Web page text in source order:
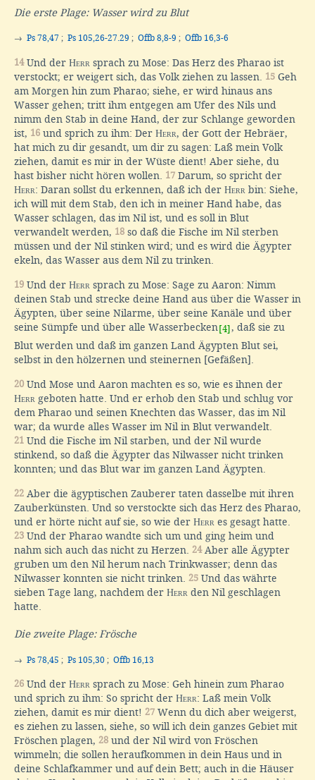
Die erste Plage: Wasser wird zu Blut
→ Ps 78,47 ; Ps 105,26-27.29 ; Offb 8,8-9 ; Offb 16,3-6
14Und der Herr sprach zu Mose: Das Herz des Pharao ist
verstockt; er weigert sich, das Volk ziehen zu lassen. 15 Geh
am Morgen hin zum Pharao; siehe, er wird hinaus ans
Wasser gehen; tritt ihm entgegen am Ufer des Nils und
nimm den Stab in deine Hand, der zur Schlange geworden
ist, 16 und sprich zu ihm: Der Herr, der Gott der Hebräer,
hat mich zu dir gesandt, um dir zu sagen: Laß mein Volk
ziehen, damit es mir in der Wüste dient! Aber siehe, du
hast bisher nicht hören wollen. 17 Darum, so spricht der
Herr: Daran sollst du erkennen, daß ich der Herr bin: Siehe,
ich will mit dem Stab, den ich in meiner Hand habe, das
Wasser schlagen, das im Nil ist, und es soll in Blut
verwandelt werden, 18 so daß die Fische im Nil sterben
müssen und der Nil stinken wird; und es wird die Ägypter
ekeln, das Wasser aus dem Nil zu trinken.
19 Und der Herr sprach zu Mose: Sage zu Aaron: Nimm
deinen Stab und strecke deine Hand aus über die Wasser in
Ägypten, über seine Nilarme, über seine Kanäle und über
seine Sümpfe und über alle Wasserbecken [4], daß sie zu
Blut werden und daß im ganzen Land Ägypten Blut sei,
selbst in den hölzernen und steinernen [Gefäßen].
20 Und Mose und Aaron machten es so, wie es ihnen der
Herr geboten hatte. Und er erhob den Stab und schlug vor
dem Pharao und seinen Knechten das Wasser, das im Nil
war; da wurde alles Wasser im Nil in Blut verwandelt.
21 Und die Fische im Nil starben, und der Nil wurde
stinkend, so daß die Ägypter das Nilwasser nicht trinken
konnten; und das Blut war im ganzen Land Ägypten.
22 Aber die ägyptischen Zauberer taten dasselbe mit ihren
Zauberkünsten. Und so verstockte sich das Herz des Pharao,
und er hörte nicht auf sie, so wie der Herr es gesagt hatte.
23 Und der Pharao wandte sich um und ging heim und
nahm sich auch das nicht zu Herzen. 24Aber alle Ägypter
gruben um den Nil herum nach Trinkwasser; denn das
Nilwasser konnten sie nicht trinken. 25 Und das währte
sieben Tage lang, nachdem der Herr den Nil geschlagen
hatte.
Die zweite Plage: Frösche
→ Ps 78,45 ; Ps 105,30 ; Offb 16,13
26 Und der Herr sprach zu Mose: Geh hinein zum Pharao
und sprich zu ihm: So spricht der Herr: Laß mein Volk
ziehen, damit es mir dient! 27 Wenn du dich aber weigerst,
es ziehen zu lassen, siehe, so will ich dein ganzes Gebiet mit
Fröschen plagen, 28 und der Nil wird von Fröschen
wimmeln; die sollen heraufkommen in dein Haus und in
deine Schlafkammer und auf dein Bett; auch in die Häuser